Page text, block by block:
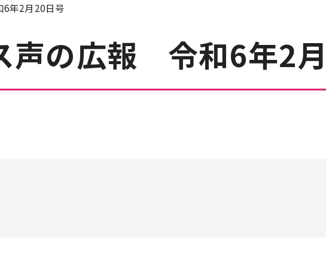
年2月20日号
声の広報 令和6年2